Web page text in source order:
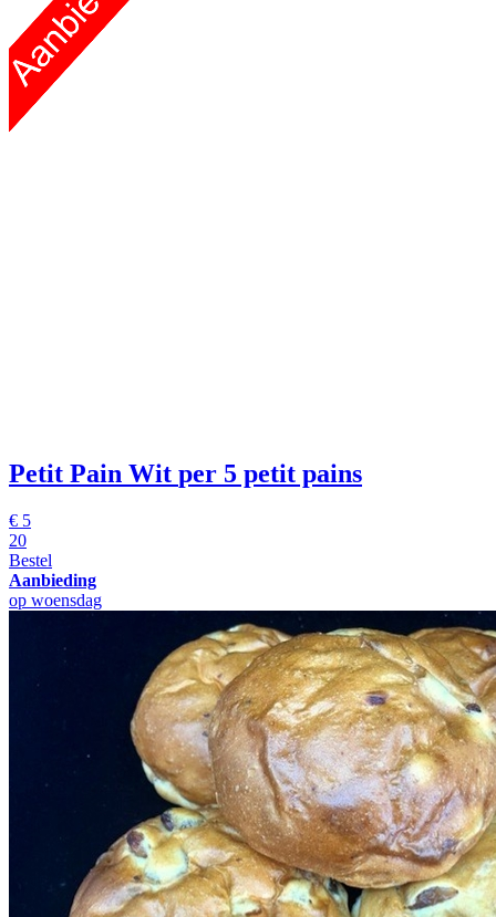
Petit Pain Wit per 5 petit pains
€ 5
20
Bestel
Aanbieding
op woensdag